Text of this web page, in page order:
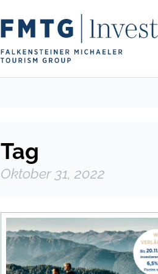
Tag
Oktober 31, 2022